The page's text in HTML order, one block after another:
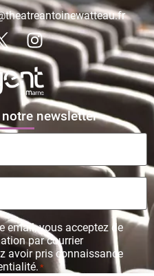
newsletter
email, vous acceptez de
par courrier
avoir pris connaissance
*